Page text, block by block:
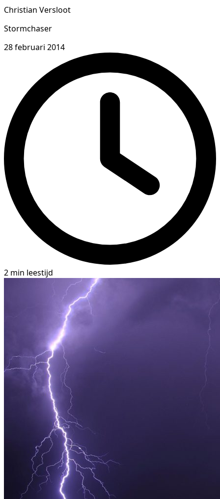
Christian Versloot
Stormchaser
28 februari 2014
2 min leestijd